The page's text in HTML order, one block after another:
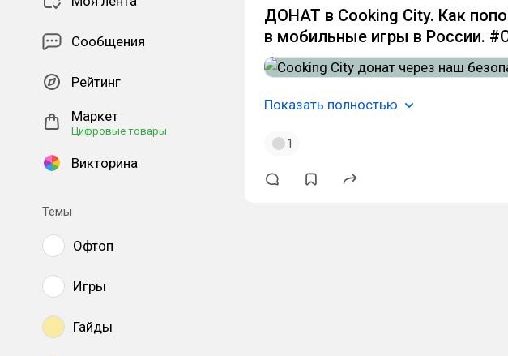
Сообщения
Рейтинг
Маркет
Цифровые товары
Викторина
Темы
Офтоп
Игры
Гайды
ДОНАТ в Cooking City. Как
в мобильные игры в России.
Показать полностью
1